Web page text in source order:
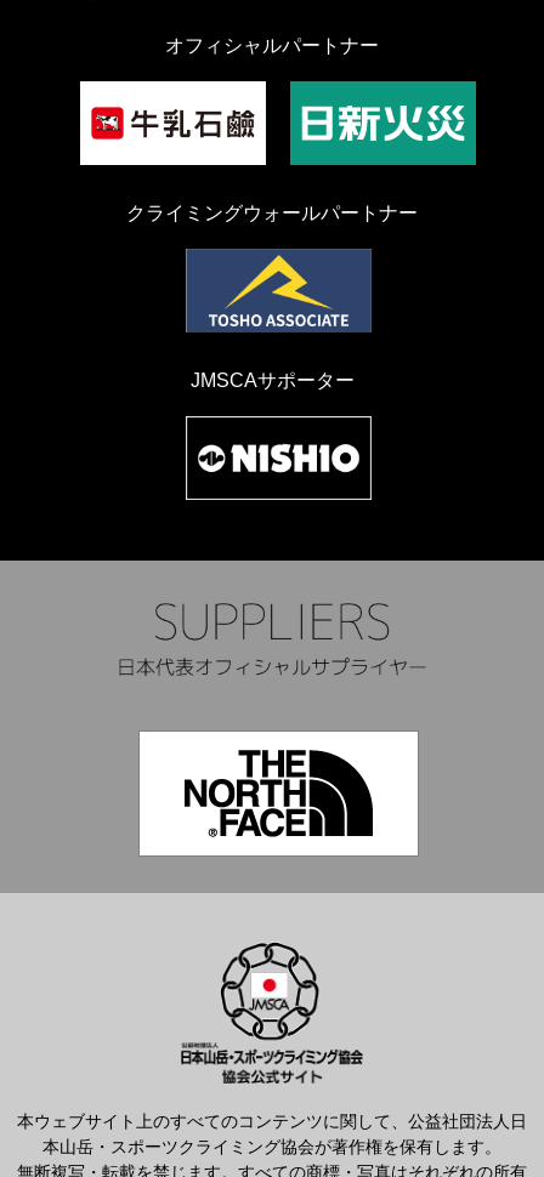
オフィシャルパートナー
クライミングウォールパートナー
JMSCAサポーター
本ウェブサイト上のすべてのコンテンツに関して、公益社団法人日
本山岳・スポーツクライミング協会が著作権を保有します。
無断複写・転載を禁じます。すべての商標・写真はそれぞれの所有